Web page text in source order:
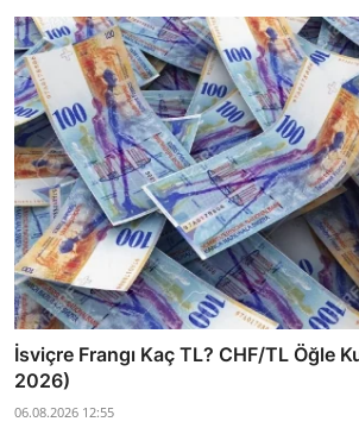
İsviçre Frangı Kaç TL? CHF/TL Öğle
2026)
06.08.2026 12:55